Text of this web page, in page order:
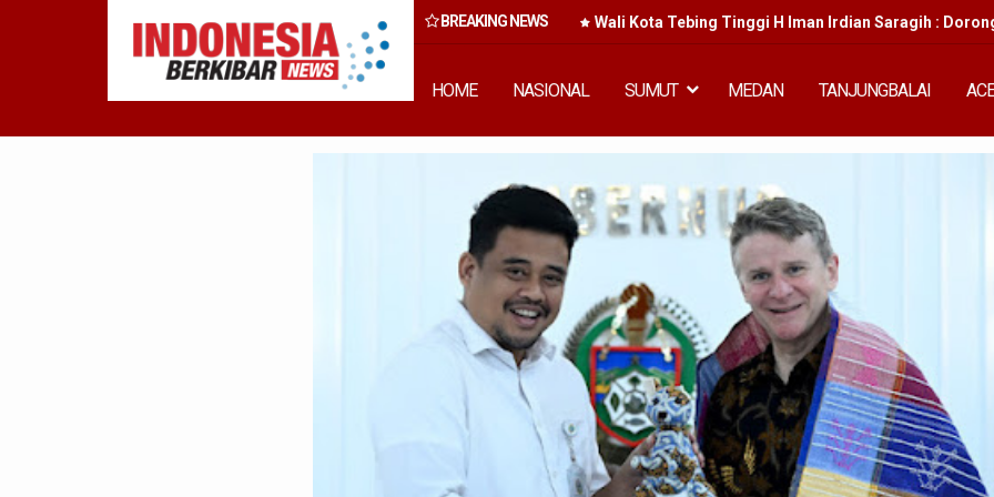
BREAKING NEWS
Percepatan Perda PBG Guna Penyederhanaan Layanan Cepat dan Murah Wali Kota Tebing Tinggi H Iman Irdian Saragih :
HOME NASIONAL SUMUT MEDAN TANJUNGBALAI